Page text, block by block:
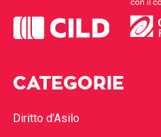
CATEGORIE
Diritto d’Asilo